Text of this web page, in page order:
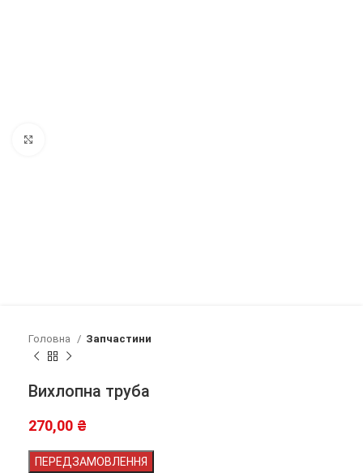
Головна Запчастини
Вихлопна труба
270,00 ₴
ПЕРЕДЗАМОВЛЕННЯ